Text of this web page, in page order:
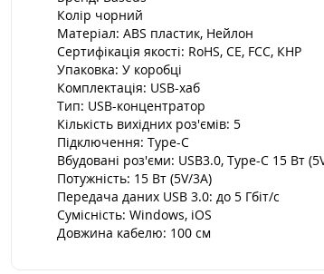
Колір чорний
Матеріал: ABS пластик, Нейлон
Сертифікація якості: RoHS, CE, FCC, КНР
Упаковка: У коробці
Комплектація: USB-хаб
Тип: USB-концентратор
Кількість вихідних роз'ємів: 5
Підключення: Type-C
Вбудовані роз'єми: USB3.0, Type-C 15 Вт
Потужність: 15 Вт (5V/3A)
Передача даних USB 3.0: до 5 Гбіт/с
Сумісність: Windows, iOS
Довжина кабелю: 100 см